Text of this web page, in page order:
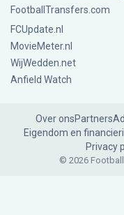
FootballTransfers.com
FCUpdate.nl
MovieMeter.nl
WijWedden.net
Anfield Watch
Over onsPartners
Eigendom en
Privacy
© 2026